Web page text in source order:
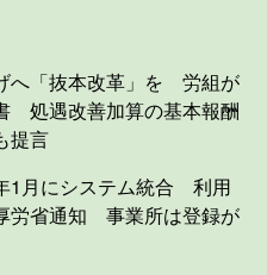
へ「抜本改革」を 労組が
処遇改善加算の基本報酬
提言
1月にシステム統合 利用
省通知 事業所は登録が